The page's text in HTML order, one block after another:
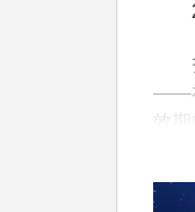
技
——
效期